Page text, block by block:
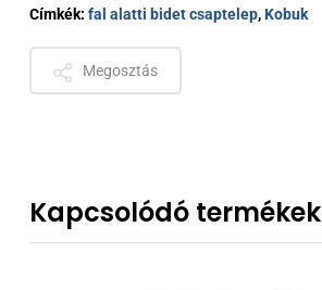
Címkék: fal alatti bidet csaptelep,Kobuk
Megosztás
Kapcsolódó termékek